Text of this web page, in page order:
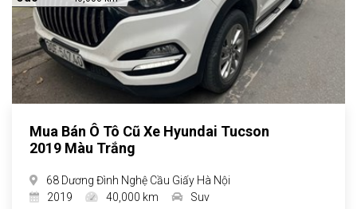
Mua Bán Ô Tô Cũ Xe Hyundai Tucson
2019 Màu Trắng
68 Dương Đình Nghệ Cầu Giấy Hà Nội
2019
40,000 km Suv